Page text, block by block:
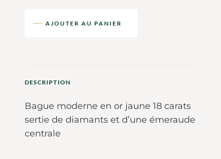
AJOUTER AU PANIER
DESCRIPTION
Bague moderne en or jaune 18 carats
sertie de diamants et d’une émeraude
centrale